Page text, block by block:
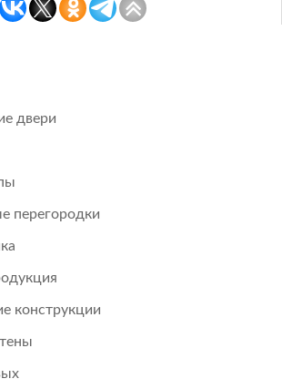
двери
перегородки
конструкции